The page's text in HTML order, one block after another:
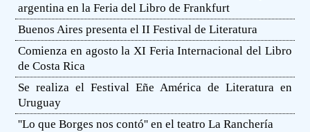
argentina en la Feria del Libro de Frankfurt
Buenos Aires presenta el II Festival de Literatura
Comienza en agosto la XI Feria Internacional del Libro
de Costa Rica
Se realiza el Festival Eñe América de Literatura en
Uruguay
''Lo que Borges nos contó'' en el teatro La Ranchería